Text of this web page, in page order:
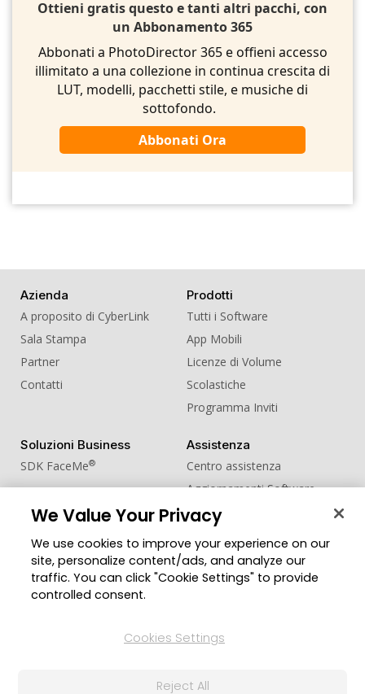
Ottieni gratis questo e tanti altri pacchi, con
un Abbonamento 365
Abbonati a PhotoDirector 365 e offieni accesso
illimitato a una collezione in continua crescita di
LUT, modelli, pacchetti stile, e musiche di
sottofondo.
Abbonati Ora
Azienda
A proposito di CyberLink
Sala Stampa
Partner
Contatti
Prodotti
Tutti i Software
App Mobili
Licenze di Volume
Scolastiche
Programma Inviti
Soluzioni Business
SDK FaceMe®
Assistenza
Centro assistenza
Aggiornamenti Software
Centro Apprendimento
Comunità
Zona Utenti
Blog
Cambia regione
© 2026 CyberLink Corp. Tutti i diritti riservati.
We Value Your Privacy
We use cookies to improve your experience on our
site, personalize content/ads, and analyze our
traffic. You can click "Cookie Settings" to provide
controlled consent.
Cookies Settings
Reject All